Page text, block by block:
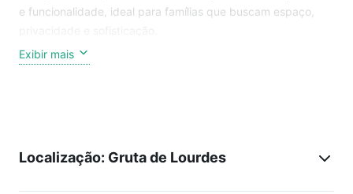
e funcionalidade, ideal para famílias que buscam espaço,
A fachada revela duas vagas cobertas e duas descobertas,
acompanhada de despensa com prateleiras e uma cozinha
Exibir mais
Localização: Gruta de Lourdes